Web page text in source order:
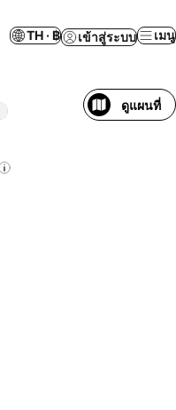
TH · ฿ เข้าสู่ระบบ เมนู
ดูแผนที่